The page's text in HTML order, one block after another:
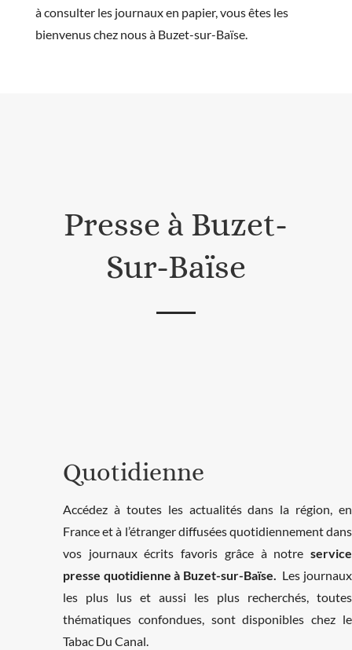
à consulter les journaux en papier, vous êtes les
bienvenus chez nous à Buzet-sur-Baïse.
Presse à Buzet-
Sur-Baïse
Quotidienne
Accédez à toutes les actualités dans la région, en
France et à l’étranger diffusées quotidiennement dans
vos journaux écrits favoris grâce à notre service
presse quotidienne à Buzet-sur-Baïse. Les journaux
les plus lus et aussi les plus recherchés, toutes
thématiques confondues, sont disponibles chez le
Tabac Du Canal.